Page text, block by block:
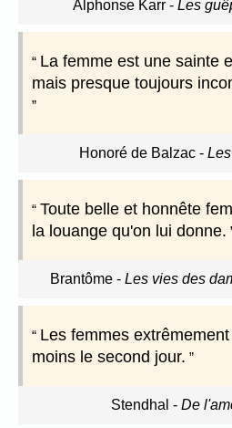
Alphonse Karr- Les
La femme est une sainte
mais presque toujours
Honoré de Balzac-
Toute belle et honnête
la louange qu'on lui donne.
Brantôme - Les vies des
Les femmes
moins le second jour.
Stendhal - De